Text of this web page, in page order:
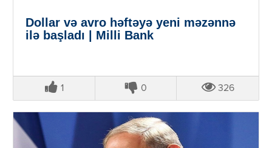
Dollar və avro həftəyə yeni məzənnə
ilə başladı | Milli Bank
1 0 326